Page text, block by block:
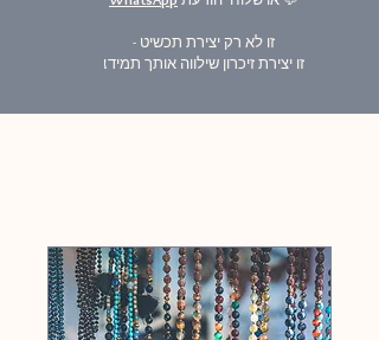
זו לא רק יצירת תכשיט -
זו יצירת זיכרון שילווה אותך תמיד!